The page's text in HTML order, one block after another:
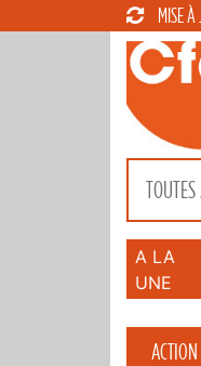
MISE
A LA
UNE
ACTION